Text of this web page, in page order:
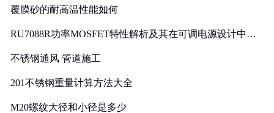
覆膜砂的耐高温性能如何
RU7088R功率MOSFET特性解析及其在可调电源设计中的
不锈钢通风 管道施工
201不锈钢重量计算方法大全
M20螺纹大径和小径是多少